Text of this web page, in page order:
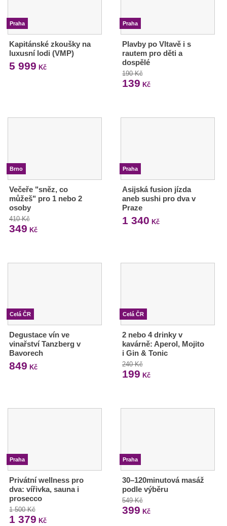
Praha
Kapitánské zkoušky na
luxusní lodi (VMP)
5 999 Kč
Praha
Plavby po Vltavě i s
rautem pro děti a
dospělé
190 Kč
139 Kč
Brno
Večeře "sněz, co
můžeš" pro 1 nebo 2
osoby
410 Kč
349 Kč
Praha
Asijská fusion jízda
aneb sushi pro dva v
Praze
1 340 Kč
Celá ČR
Degustace vín ve
vinařství Tanzberg v
Bavorech
849 Kč
Celá ČR
2 nebo 4 drinky v
kavárně: Aperol, Mojito
i Gin & Tonic
240 Kč
199 Kč
Praha
Privátní wellness pro
dva: vířivka, sauna i
prosecco
1 500 Kč
1 379 Kč
Praha
30–120minutová masáž
podle výběru
549 Kč
399 Kč